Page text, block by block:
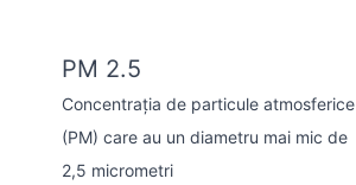
PM 2.5
Concentrația de particule atmosferice
(PM) care au un diametru mai mic de
2,5 micrometri